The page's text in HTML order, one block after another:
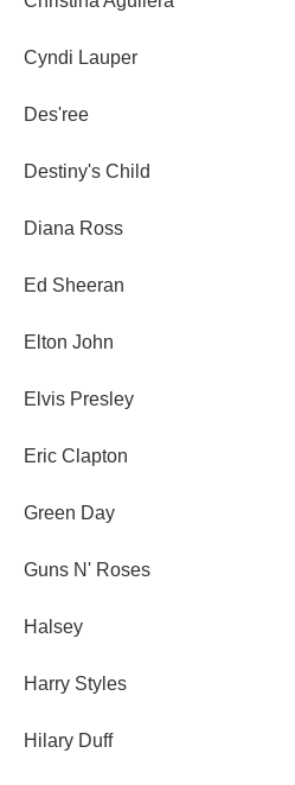
Cyndi Lauper
Des'ree
Destiny's Child
Diana Ross
Ed Sheeran
Elton John
Elvis Presley
Eric Clapton
Green Day
Guns N' Roses
Halsey
Harry Styles
Hilary Duff